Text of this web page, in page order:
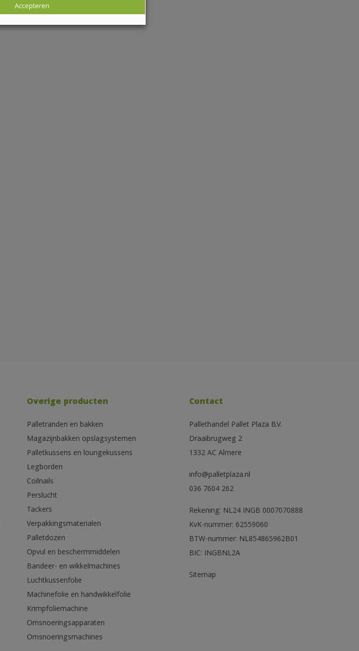
Overige producten
Palletranden en bakken
Magazijnbakken opslagsystemen
Palletkussens en loungekussens
Legborden
Coilnails
Perslucht
Tackers
Verpakkingsmaterialen
Palletdozen
Opvul en beschermmiddelen
Bandeer- en wikkelmachines
Luchtkussenfolie
Machinefolie en handwikkelfolie
Krimpfoliemachine
Omsnoeringsapparaten
Omsnoeringsmachines
Contact
Pallethandel Pallet Plaza B.V.
Draaibrugweg 2
1332 AC Almere
info@palletplaza.nl
036 7604 262
Rekening: NL24 INGB 0007070888
KvK-nummer: 62559060
BTW-nummer: NL854865962B01
BIC: INGBNL2A
Sitemap
Accepteren